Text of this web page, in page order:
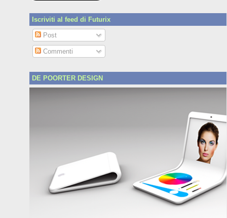
Iscriviti al feed di Futurix
Post
Commenti
DE POORTER DESIGN